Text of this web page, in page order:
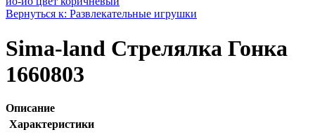
Вернуться к: Развлекательные игрушки
Sima-land Стрелялка Гонка
1660803
Описание
Характеристики